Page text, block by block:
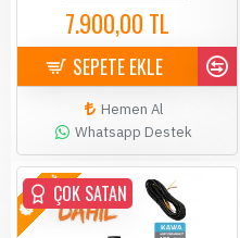
7.900,00 TL
SEPETE EKLE
Hemen Al
Whatsapp Destek
YENİÇOK SATAN